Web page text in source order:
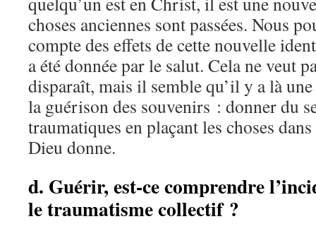
choses anciennes sont passées. Nous
compte des effets de cette nouvelle
a été donnée par le salut. Cela ne veut
disparaît, mais il semble qu’il y a là
la guérison des souvenirs : donner du
traumatiques en plaçant les choses
Dieu donne.
d. Guérir, est-ce comprendre
le traumatisme collectif ?